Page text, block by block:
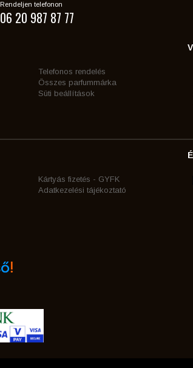
Rendeljen telefonon
06 20 987 87 77
Telefonos rendelés
Összes parfummárka
Süti beállítások
Kártyás fizetés - GYFK
Adatkezelési tájékoztató